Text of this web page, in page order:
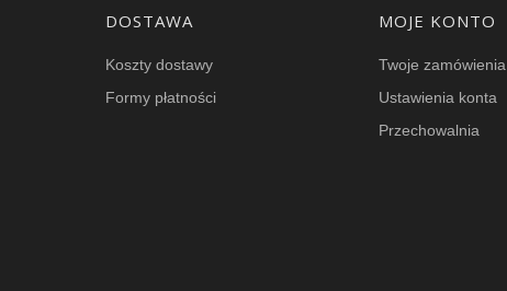
DOSTAWA
Koszty dostawy
Formy płatności
MOJE KONTO
Twoje zamówienia
Ustawienia konta
Przechowalnia